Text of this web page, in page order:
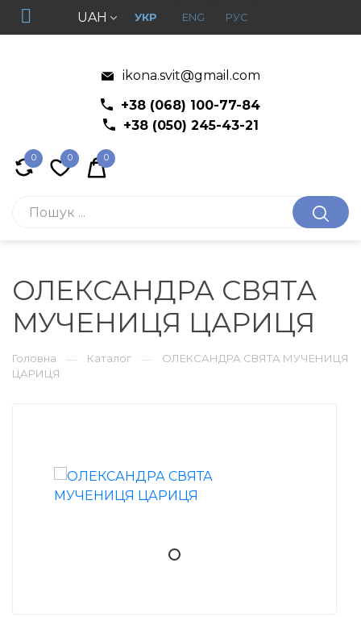
UAH УКР ENG РУС
ikona.svit@gmail.com
+38 (068) 100-77-84
+38 (050) 245-43-21
0 0 0
ОЛЕКСАНДРА СВЯТА
МУЧЕНИЦЯ ЦАРИЦЯ
Головна — Каталог —
ОЛЕКСАНДРА СВЯТА МУЧЕНИЦЯ
ЦАРИЦЯ